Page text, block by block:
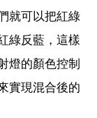
就可以把紅綠
綠反藍，這樣
燈的顏色控制
實現混合後的